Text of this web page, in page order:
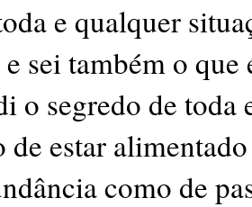
e qualquer
sei também o que
o segredo de toda
estar
como de